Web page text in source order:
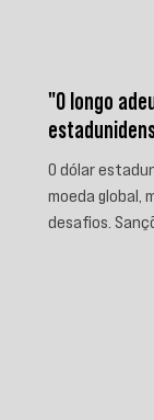
"O longo
O dólar
moeda global,
desafios.